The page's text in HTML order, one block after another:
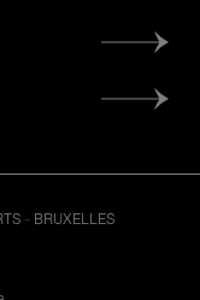
- BRUXELLES